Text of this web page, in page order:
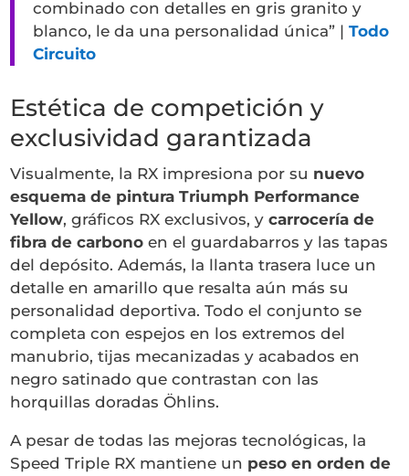
combinado con detalles en gris granito y
blanco, le da una personalidad única” |Todo
Circuito
Estética de competición y
exclusividad garantizada
Visualmente, la RX impresiona por su nuevo
esquema de pintura Triumph Performance
Yellow, gráficos RX exclusivos, ycarrocería de
fibra de carbono en el guardabarros y las tapas
del depósito. Además, la llanta trasera luce un
detalle en amarillo que resalta aún más su
personalidad deportiva. Todo el conjunto se
completa con espejos en los extremos del
manubrio, tijas mecanizadas y acabados en
negro satinado que contrastan con las
horquillas doradas Öhlins.
A pesar de todas las mejoras tecnológicas, la
Speed Triple RX mantiene un peso en orden de